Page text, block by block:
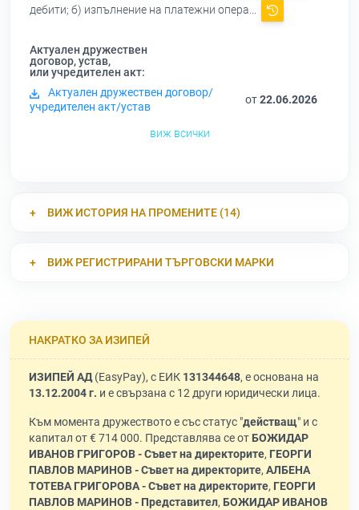
дебити; б) изпълнение на платежни опера...
Актуален дружествен
договор, устав,
или учредителен акт:
Актуален дружествен договор/
учредителен акт/устав
от22.06.2026
виж всички
ВИЖ ИСТОРИЯ НА ПРОМЕНИТЕ (14)
ВИЖ РЕГИСТРИРАНИ ТЪРГОВСКИ МАРКИ
НАКРАТКО ЗА ИЗИПЕЙ
ИЗИПЕЙ АД(EasyPay), с ЕИК 131344648, е основана на
13.12.2004 г. и е свързана с 12 други юридически лица.
Към момента дружеството е със статус "действащ" и с
капитал от € 714 000. Представлява се отБОЖИДАР
ИВАНОВ ГРИГОРОВ - Съвет на директорите, ГЕОРГИ
ПАВЛОВ МАРИНОВ - Съвет на директорите, АЛБЕНА
ТОТЕВА ГРИГОРОВА - Съвет на директорите, ГЕОРГИ
ПАВЛОВ МАРИНОВ - Представител, БОЖИДАР ИВАНОВ